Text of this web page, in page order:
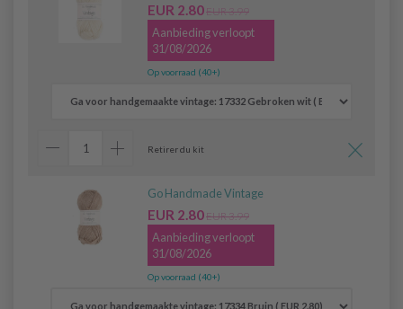
EUR 2.80EUR 3.99
Aanbieding verloopt
31/08/2026
Op voorraad (40+)
Retirer du kit
Go Handmade Vintage
EUR 2.80EUR 3.99
Aanbieding verloopt
31/08/2026
Op voorraad (40+)